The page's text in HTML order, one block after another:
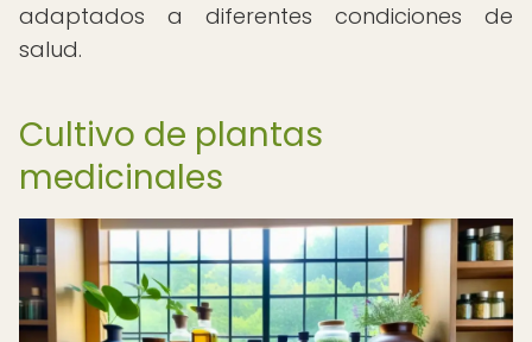
adaptados a diferentes condiciones de
salud.
Cultivo de plantas
medicinales